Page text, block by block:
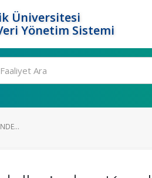
Üniversitesi
Yönetim Sistemi